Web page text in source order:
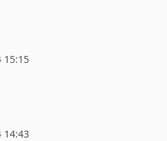
15:15
14:43